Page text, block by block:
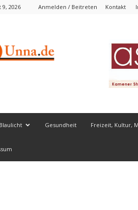
9, 2026 Anmelden / Beitreten Kontakt
Blaulicht Gesundheit Freizeit, Kultur,